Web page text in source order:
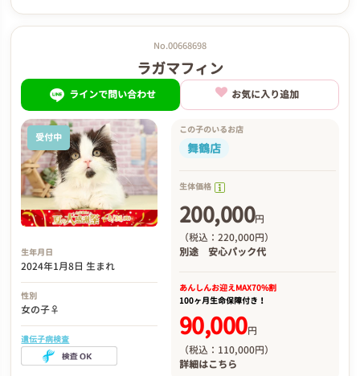
No.00668698
ラガマフィン
ラインで問い合わせ お気に入り追加
受付中
生年月日
2024年1月8日 生まれ
性別
女の子♀
遺伝子病検査
この子のいるお店
舞鶴店
生体価格
200,000円
（税込：220,000円）
別途 安心パック代
あんしんお迎えMAX70%割
100ヶ月生命保障付き！
90,000円
（税込：110,000円）
詳細はこちら